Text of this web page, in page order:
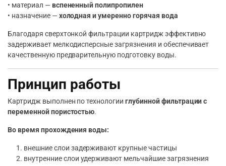
• материал — вспененный полипропилен
• назначение —холодная и умеренно горячая вода
Благодаря сверхтонкой фильтрации картридж эффективно
задерживает мелкодисперсные загрязнения и обеспечивает
качественную предварительную подготовку воды.
Принцип работы
Картридж выполнен по технологииглубинной фильтрации с
переменной пористостью.
Во время прохождения воды:
внешние слои задерживают крупные частицы
внутренние слои удерживают мельчайшие загрязнения